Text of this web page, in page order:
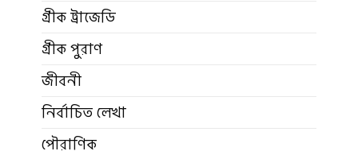
গ্রীক ট্রাজেডি
গ্রীক পুরাণ
জীবনী
নির্বাচিত লেখা
পৌরাণিক